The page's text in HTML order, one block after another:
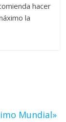
hacer
la
Mundial»